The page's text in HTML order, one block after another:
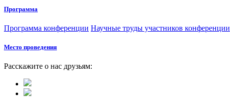
Программа
Программа конференции Научные труды участников конференции
Место проведения
Расскажите о нас друзьям: